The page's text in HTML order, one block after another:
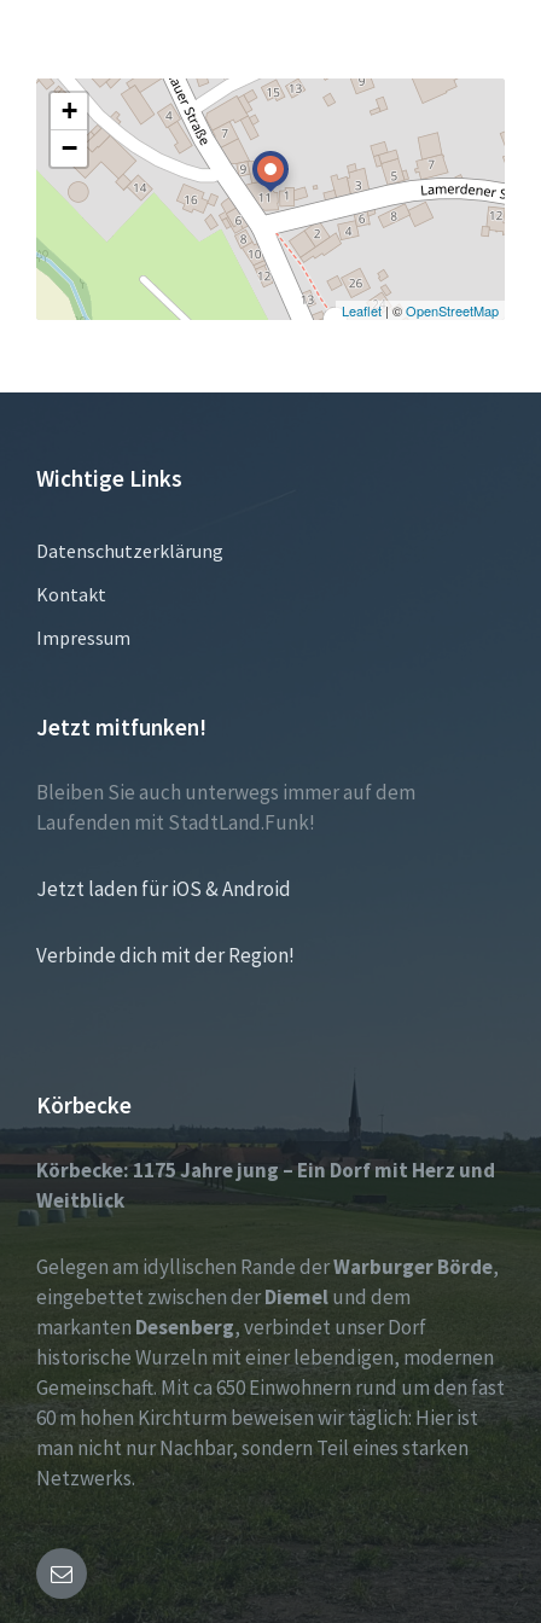
+
−
Leaflet| ©OpenStreetMap
Wichtige Links
Datenschutzerklärung
Kontakt
Impressum
Jetzt mitfunken!
Bleiben Sie auch unterwegs immer auf dem
Laufenden mit StadtLand.Funk!
Jetzt laden für iOS & Android
Verbinde dich mit der Region!
Körbecke
Körbecke: 1175 Jahre jung – Ein Dorf mit Herz und
Weitblick
Gelegen am idyllischen Rande derWarburger Börde,
eingebettet zwischen derDiemelund dem
markanten Desenberg, verbindet unser Dorf
historische Wurzeln mit einer lebendigen, modernen
Gemeinschaft. Mit ca 650 Einwohnern rund um den fast
60 m hohen Kirchturm beweisen wir täglich: Hier ist
man nicht nur Nachbar, sondern Teil eines starken
Netzwerks.
Email